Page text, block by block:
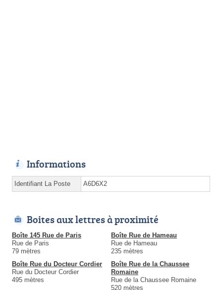
Informations
Identifiant La Poste A6D6X2
Boites aux lettres à proximité
Boîte 145 Rue de Paris
Rue de Paris
79 mètres
Boîte Rue de Hameau
Rue de Hameau
235 mètres
Boîte Rue du Docteur Cordier
Rue du Docteur Cordier
495 mètres
Boîte Rue de la Chaussee
Romaine
Rue de la Chaussee Romaine
520 mètres